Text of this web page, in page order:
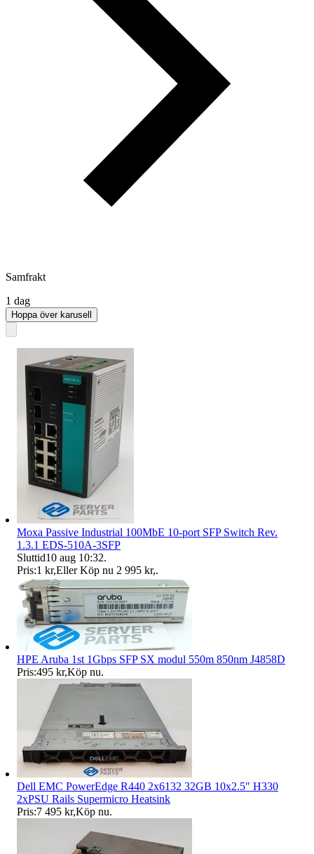
Samfrakt
1 dag
Hoppa över karusell
Moxa Passive Industrial 100MbE 10-port SFP Switch Rev.
1.3.1 EDS-510A-3SFP
Sluttid10 aug 10:32.
Pris:1 kr,Eller Köp nu 2 995 kr,.
HPE Aruba 1st 1Gbps SFP SX modul 550m 850nm J4858D
Pris:495 kr,Köp nu.
Dell EMC PowerEdge R440 2x6132 32GB 10x2.5" H330
2xPSU Rails Supermicro Heatsink
Pris:7 495 kr,Köp nu.